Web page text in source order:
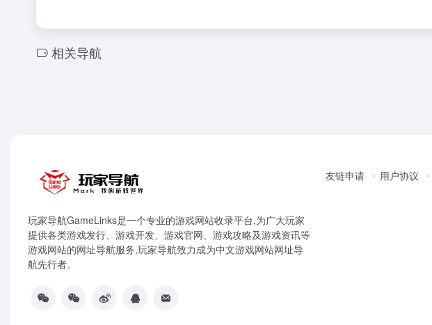
相关导航
玩家导航GameLinks是一个专业的游戏网站收录平台,为广大玩家
提供各类游戏发行、游戏开发、游戏官网、游戏攻略及游戏资讯等
游戏网站的网址导航服务,玩家导航致力成为中文游戏网站网址导
航先行者。
友链申请 用户协议